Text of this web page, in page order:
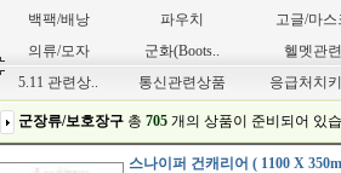
백팩/배낭
파우치
고글/마스
의류/모자
군화(Boots..
헬멧관련
5.11 관련상..
통신관련상품 응급처치
군장류/보호장구 총 705 개 의 상품이 준비되어 있
스나이퍼 건캐리어 ( 1100 X